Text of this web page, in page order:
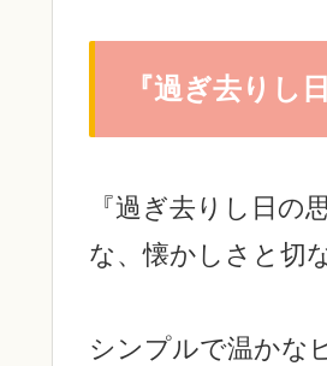
『過ぎ去りし
『過ぎ去りし日
な、懐かしさと切
シンプルで温かな